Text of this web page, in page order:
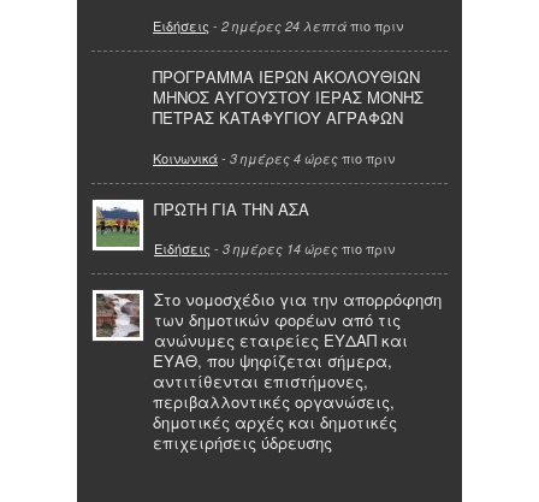
Ειδήσεις - 2 ημέρες 24 λεπτά πιο πριν
ΠΡΟΓΡΑΜΜΑ ΙΕΡΩΝ ΑΚΟΛΟΥΘΙΩΝ
ΜΗΝΟΣ ΑΥΓΟΥΣΤΟΥ ΙΕΡΑΣ ΜΟΝΗΣ
ΠΕΤΡΑΣ ΚΑΤΑΦΥΓΙΟΥ ΑΓΡΑΦΩΝ
Κοινωνικά- 3 ημέρες 4 ώρες πιο πριν
ΠΡΩΤΗ ΓΙΑ ΤΗΝ ΑΣΑ
Ειδήσεις - 3 ημέρες 14 ώρες πιο πριν
Στο νομοσχέδιο για την απορρόφηση
των δημοτικών φορέων από τις
ανώνυμες εταιρείες ΕΥΔΑΠ και
ΕΥΑΘ, που ψηφίζεται σήμερα,
αντιτίθενται επιστήμονες,
περιβαλλοντικές οργανώσεις,
δημοτικές αρχές και δημοτικές
επιχειρήσεις ύδρευσης